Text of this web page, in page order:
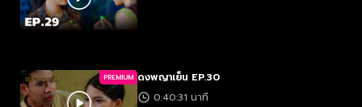
PREMIUM ดงพญาเย็น EP.30
0:40:31 นาที